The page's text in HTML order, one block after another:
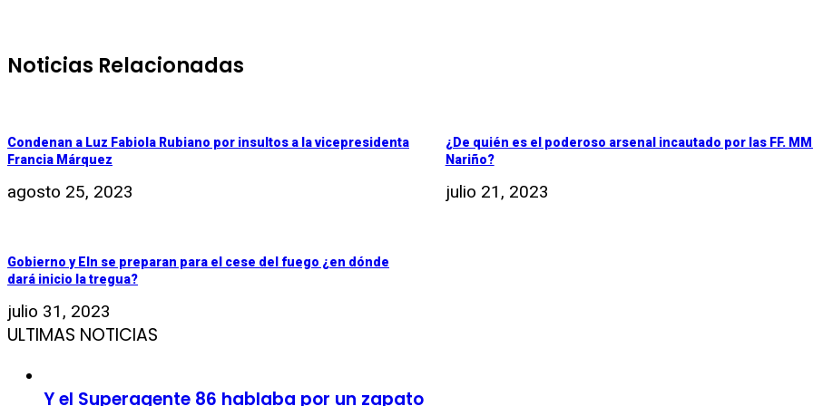
Noticias Relacionadas
Condenan a Luz Fabiola Rubiano por insultos a la vicepresidenta
Francia Márquez
agosto 25, 2023
¿De quién es el poderoso arsenal incautado por las FF.
Nariño?
julio 21, 2023
Gobierno y Eln se preparan para el cese del fuego ¿en dónde
dará inicio la tregua?
julio 31, 2023
ULTIMAS NOTICIAS
Y el Superagente 86 hablaba por un zapato